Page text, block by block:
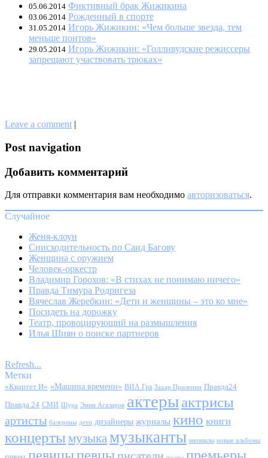
05.06.2014 Фиктивный брак Жижикина
03.06.2014 Рожденный в спорте
31.05.2014 Игорь Жижикин: «Чем больше звезда, тем
меньше понтов»
29.05.2014 Игорь Жижикин: «Голливудские режиссеры
запрещают участвовать трюках»
Leave a comment |
Post navigation
Добавить комментарий
Для отправки комментария вам необходимо авторизоваться.
Случайное
Женя-клоун
Снисходительность по Саид Багову
Женщина с оружием
Человек-оркестр
Владимир Горохов: «В стихах не понимаю ничего»
Правда Тимура Родригеза
Вячеслав Жеребкин: «Дети и женщины – это ко мне»
Посидеть на дорожку
Театр, провоцирующий на размышления
Илья Шиян о поиске партнеров
Refresh...
Метки
«Квартет И» «Машина времени» ВИА Гра Захар Прилепин Правда24
Правда 24 СМИ Шура Эмин Агаларов актерыактрисы
артисты балерины дети дизайнеры журналы кино книги
концерты музыкамузыканты мюзиклы новые альбомы